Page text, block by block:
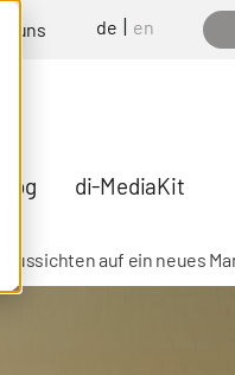
uns de en
Blog di-MediaKit
auf ein neues